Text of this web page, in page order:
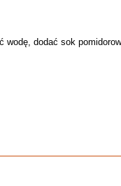
dodać sok